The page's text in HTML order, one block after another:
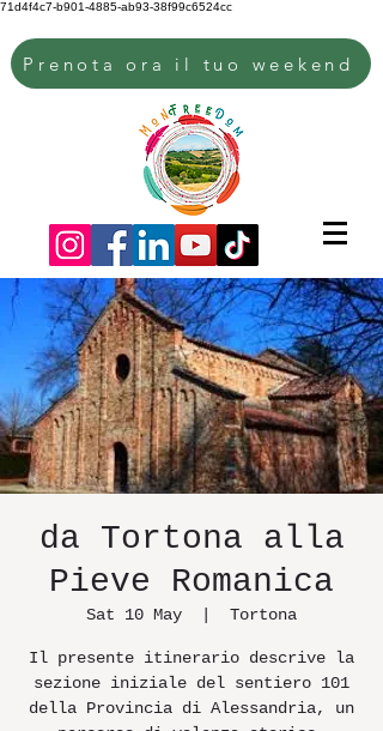
71d4f4c7-b901-4885-ab93-38f99c6524cc
Prenota ora il tuo weekend
da Tortona alla
Pieve Romanica
Sat 10 May Tortona
Il presente itinerario descrive la
sezione iniziale del sentiero 101
della Provincia di Alessandria, un